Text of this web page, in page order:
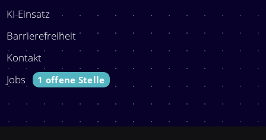
KI-Einsatz
Barrierefreiheit
Kontakt
Jobs
1 offene Stelle